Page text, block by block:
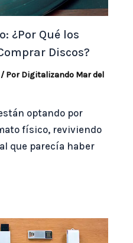
¿Por Qué los
Discos?
PorDigitalizando Mar del
optando por
físico, reviviendo
que parecía haber